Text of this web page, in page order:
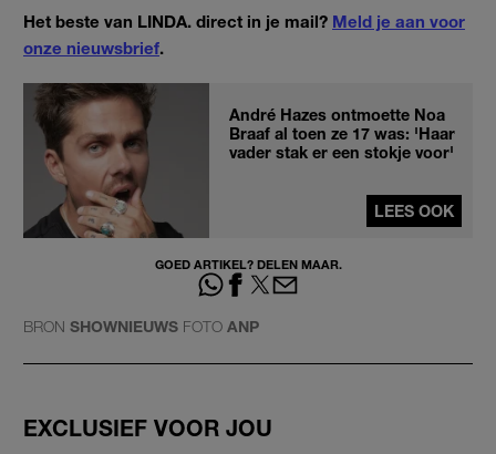
Het beste van LINDA. direct in je mail? Meld je aan voor
onze nieuwsbrief.
André Hazes ontmoette Noa
Braaf al toen ze 17 was: 'Haar
vader stak er een stokje voor'
LEES OOK
GOED ARTIKEL? DELEN MAAR.
BRON SHOWNIEUWS FOTO ANP
EXCLUSIEF VOOR JOU